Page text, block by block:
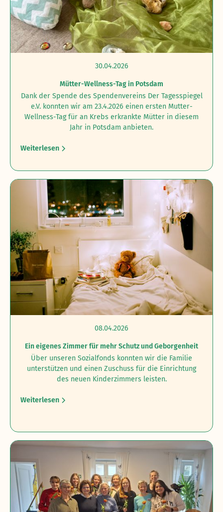
30.04.2026
Mütter-Wellness-Tag in Potsdam
Dank der Spende des Spendenvereins Der Tagesspiegel
e.V. konnten wir am 23.4.2026 einen ersten Mutter-
Wellness-Tag für an Krebs erkrankte Mütter in diesem
Jahr in Potsdam anbieten.
Weiterlesen
08.04.2026
Ein eigenes Zimmer für mehr Schutz und Geborgenheit
Über unseren Sozialfonds konnten wir die Familie
unterstützen und einen Zuschuss für die Einrichtung
des neuen Kinderzimmers leisten.
Weiterlesen